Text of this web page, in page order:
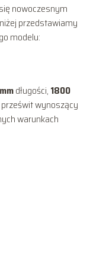
nowoczesnym
przedstawiamy
modelu:
długości, 1800
wynoszący
warunkach